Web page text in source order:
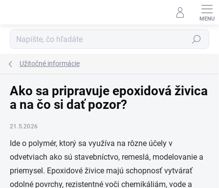
Hľadať
Užitočné informácie
Ako sa pripravuje epoxidová živica
a na čo si dať pozor?
21.5.2026
Ide o polymér, ktorý sa využíva na rôzne účely v
odvetviach ako sú stavebníctvo, remeslá, modelovanie a
priemysel. Epoxidové živice majú schopnosť vytvárať
odolné povrchy, rezistentné voči chemikáliám, vode a